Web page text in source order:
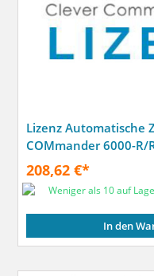
Lizenz Automatische
COMmander 6000-R/
208,62 €*
Weniger als 10 auf
In den